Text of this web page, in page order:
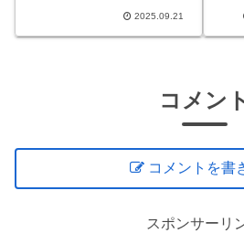
共有することができます。最
大5つのアカウント・10台の
2025.09.21
不
ます
て
コメン
コメントを書
スポンサーリ